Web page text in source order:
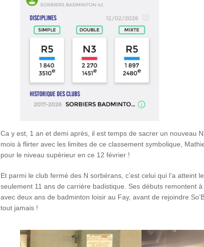
Ca y est, 1 an et demi après, il est temps de sacrer un nouveau
mois à flirter avec les limites de ce classement symbolique,
pour le niveau supérieur en ce 12 février !
Et parmi le club fermé des N sorbérans, c’est celui qui l’a atteint
seulement 11 ans de carrière badistique. Ses débuts remontent
avec deux ans de badminton loisir au Fay, avant de rejoindre
tout jamais !